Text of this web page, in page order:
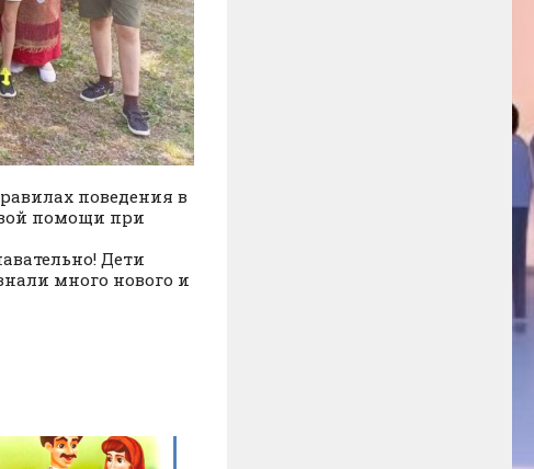
поведения в
помощи при
Дети
много нового и